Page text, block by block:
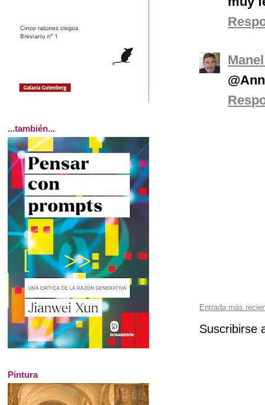
Entrada más
Suscribirse
...también...
Pintura